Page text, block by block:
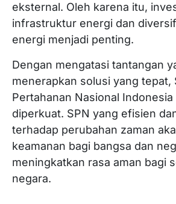
eksternal. Oleh karena itu,
infrastruktur energi dan
energi menjadi penting.
Dengan mengatasi tantangan
menerapkan solusi yang tepat,
Pertahanan Nasional Indonesia
diperkuat. SPN yang efisien
terhadap perubahan zaman
keamanan bagi bangsa dan
meningkatkan rasa aman bagi
negara.